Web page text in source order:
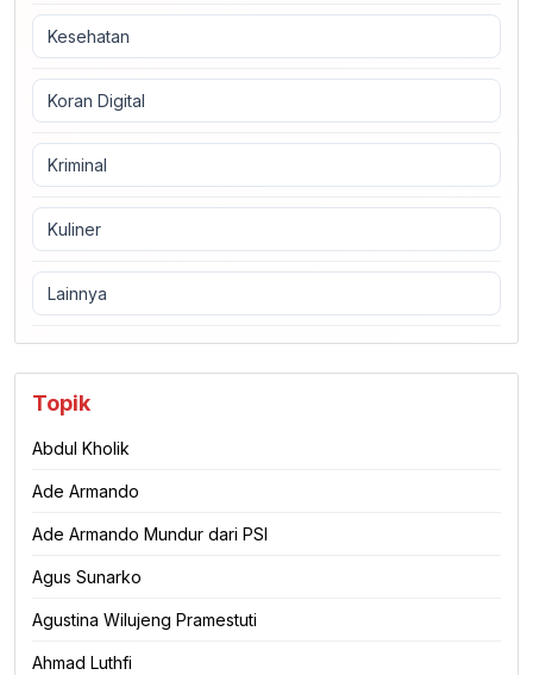
Kesehatan
Koran Digital
Kriminal
Kuliner
Lainnya
Topik
Abdul Kholik
Ade Armando
Ade Armando Mundur dari PSI
Agus Sunarko
Agustina Wilujeng Pramestuti
Ahmad Luthfi